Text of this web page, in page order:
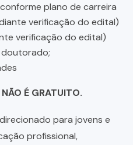
plano de carreira
verificação do edital)
verificação do edital)
NÃO É GRATUITO.
para jovens e
profissional,